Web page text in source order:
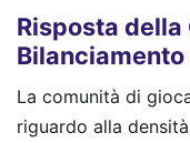
Risposta della
La comunità di
riguardo alla